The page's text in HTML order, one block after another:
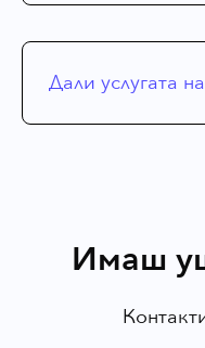
Дали услугата
Имаш